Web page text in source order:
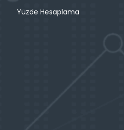
Yüzde Hesaplama